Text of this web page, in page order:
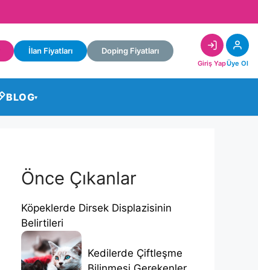
İlan Fiyatları Doping Fiyatları
Giriş YapÜye Ol
BLOG▾
Önce Çıkanlar
Köpeklerde Dirsek Displazisinin
Belirtileri
Kedilerde Çiftleşme